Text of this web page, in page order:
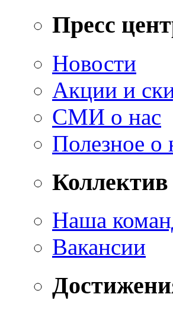
Пресс
Новости
Акции и
СМИ о нас
Полезное о
Коллектив
Наша
Вакансии